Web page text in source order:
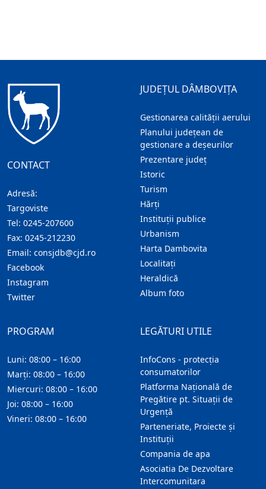
CONTACT
Adresă:
Targoviste
Tel: 0245-207600
Fax: 0245-212230
Email: consjdb@cjd.ro
Facebook
Instagram
Twitter
JUDEȚUL DÂMBOVIȚA
Gestionarea calității aerului
Planului județean de
gestionare a deșeurilor
Prezentare judeţ
Istoric
Turism
Hărţi
Instituţii publice
Urbanism
Harta Dambovita
Localitaţi
Heraldică
Album foto
LEGĂTURI UTILE
InfoCons - protecția
consumatorilor
Platforma Națională de
Pregătire pt. Situații de
Urgență
Parteneriate, Proiecte și
Instituții
Compania de apa
Asociatia De Dezvoltare
Intercomunitara
PROGRAM
Luni: 08:00 – 16:00
Marți: 08:00 – 16:00
Miercuri: 08:00 – 16:00
Joi: 08:00 – 16:00
Vineri: 08:00 – 16:00